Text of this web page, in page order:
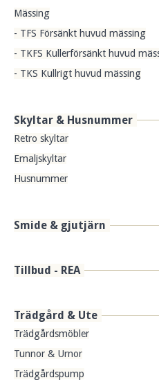
Mässing
- TFS Försänkt huvud mässing
- TKFS Kullerförsänkt huvud
- TKS Kullrigt huvud mässing
Skyltar & Husnummer
Retro skyltar
Emaljskyltar
Husnummer
Smide & gjutjärn
Tillbud - REA
Trädgård & Ute
Trädgårdsmöbler
Tunnor & Urnor
Trädgårdspump